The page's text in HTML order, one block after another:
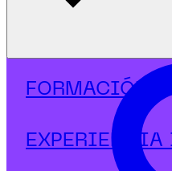
FORMACIÓN
EXPERIENCIA
Máster en Dirección